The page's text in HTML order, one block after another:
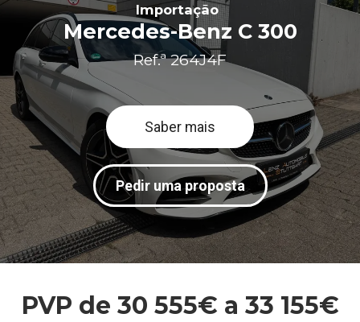
Importação
Mercedes-Benz C 300
Ref.ª 264J4F
Saber mais
Pedir uma proposta
PVP de 30 555€ a 33 155€